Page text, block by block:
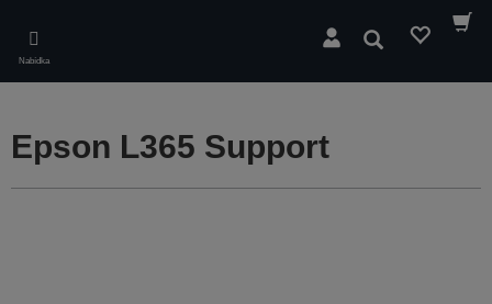
main
content
Nabídka
Hledat
Epson L365 Support